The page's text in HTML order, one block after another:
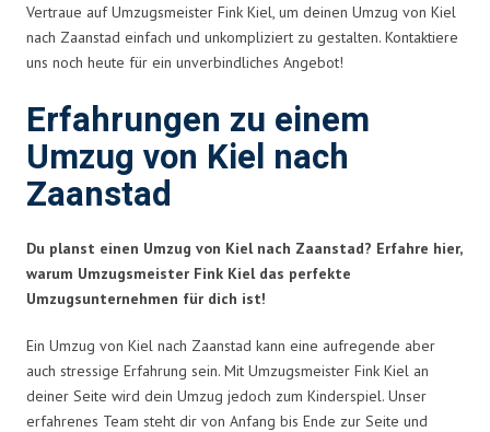
Vertraue auf Umzugsmeister Fink Kiel, um deinen Umzug von Kiel
nach Zaanstad einfach und unkompliziert zu gestalten. Kontaktiere
uns noch heute für ein unverbindliches Angebot!
Erfahrungen zu einem
Umzug von Kiel nach
Zaanstad
Du planst einen Umzug von Kiel nach Zaanstad? Erfahre hier,
warum Umzugsmeister Fink Kiel das perfekte
Umzugsunternehmen für dich ist!
Ein Umzug von Kiel nach Zaanstad kann eine aufregende aber
auch stressige Erfahrung sein. Mit Umzugsmeister Fink Kiel an
deiner Seite wird dein Umzug jedoch zum Kinderspiel. Unser
erfahrenes Team steht dir von Anfang bis Ende zur Seite und